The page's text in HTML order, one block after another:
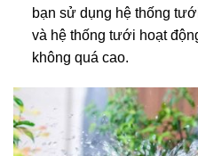
bạn sử dụng hệ thống
và hệ thống tưới hoạt
không quá cao.